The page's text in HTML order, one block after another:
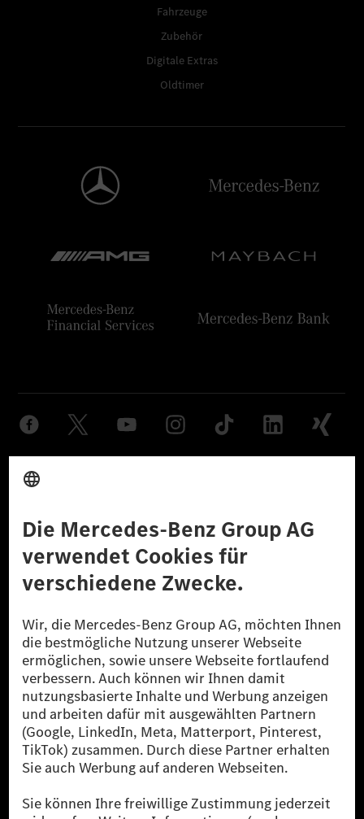
Fahrzeuge
Zubehör
Digitale Extras
Oldtimer
© 2026 Mercedes-Benz Group AG. Alle Rechte vorbehalten.
reduzierte CO₂-Emissionen bei der Mercedes-Benz Group durch
zertifizierte Ausgleichsprojekte kompensiert werden.
[2] Renewable Charging ist ein integraler Bestandteil von MB.CHARGE
Public in Europa, den USA, Kanada und China. Sofern an der jeweiligen
Ladestation noch kein Strom aus erneuerbaren Energien vorliegt,
verwendet Renewable Charging Grünstromzertifikate*. Diese stellen
sicher, dass für Ladevorgänge über MB.CHARGE Public eine äquivalente
Strommenge aus erneuerbaren Energien ins Stromnetz eingespeist wird.
Sie stammen ausschließlich aus Wind- und Solarkraftanlagen, die jünger
als sechs Jahre sind.
* Inkl. EKOenergy Ökolabel
* Die angegebenen Werte wurden nach dem vorgeschriebenen
Messverfahren WLTP (Worldwide harmonised Light vehicles Test